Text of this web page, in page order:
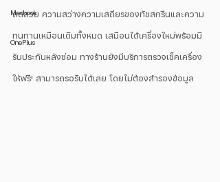
Macbook
OnePlus
สดสวย ความสว่างความเสถียรของทัชสกรีนและความ
ทนทานเหมือนเดิมทั้งหมด เสมือนได้เครื่องใหม่พร้อมมี
รับประกันหลังซ่อม ทางร้านยังมีบริการตรวจเช็คเครื่อง
ให้ฟรี! สามารถรอรับได้เลย โดยไม่ต้องสำรองข้อมูล